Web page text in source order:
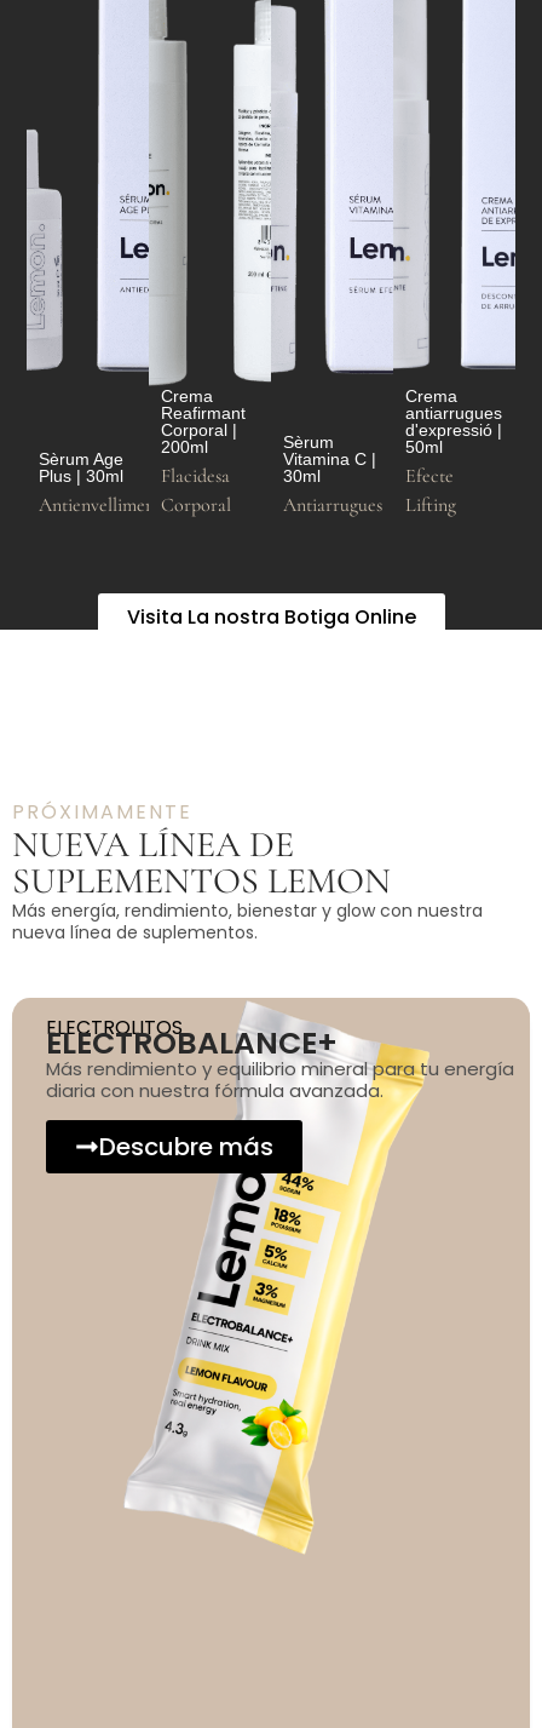
Sèrum Age
Plus | 30ml
Antienvelliment
Crema
Reafirmant
Corporal |
200ml
Flacidesa
Corporal
Sèrum
Vitamina C |
30ml
Antiarrugues
Crema
antiarrugues
d'expressió |
50ml
Efecte
Lifting
Visita La nostra Botiga Online
PRÓXIMAMENTE
NUEVA LÍNEA DE
SUPLEMENTOS LEMON
Más energía, rendimiento, bienestar y glow con nuestra
nueva línea de suplementos.
ELECTROLITOS
ELECTROBALANCE+
Más rendimiento y equilibrio mineral para tu energía
diaria con nuestra fórmula avanzada.
Descubre más